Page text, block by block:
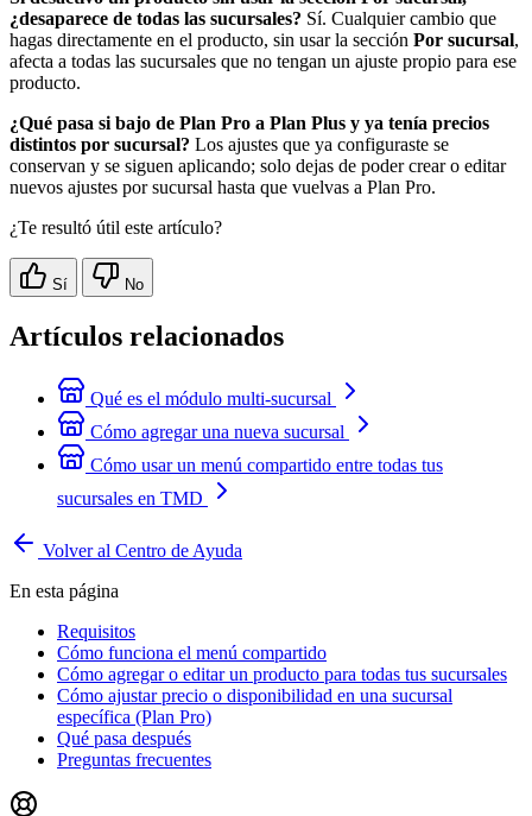
¿desaparece de todas las sucursales? Sí. Cualquier cambio que
hagas directamente en el producto, sin usar la sección Por sucursal,
afecta a todas las sucursales que no tengan un ajuste propio para ese
producto.
¿Qué pasa si bajo de Plan Pro a Plan Plus y ya tenía precios
distintos por sucursal? Los ajustes que ya configuraste se
conservan y se siguen aplicando; solo dejas de poder crear o editar
nuevos ajustes por sucursal hasta que vuelvas a Plan Pro.
¿Te resultó útil este artículo?
Sí No
Artículos relacionados
Qué es el módulo multi-sucursal
Cómo agregar una nueva sucursal
Cómo usar un menú compartido entre todas tus
sucursales en TMD
Volver al Centro de Ayuda
En esta página
Requisitos
Cómo funciona el menú compartido
Cómo agregar o editar un producto para todas tus sucursales
Cómo ajustar precio o disponibilidad en una sucursal
específica (Plan Pro)
Qué pasa después
Preguntas frecuentes